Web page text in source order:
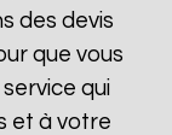
des devis
que vous
qui
et à votre